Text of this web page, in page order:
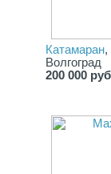
Катамаран,
Волгоград
200 000 руб